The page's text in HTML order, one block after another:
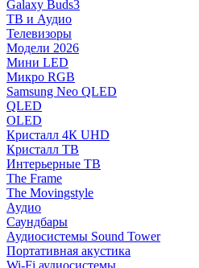
Galaxy Buds3
ТВ и Аудио
Телевизоры
Модели 2026
Мини LED
Микро RGB
Samsung Neo QLED
QLED
OLED
Кристалл 4К UHD
Кристалл ТВ
Интерьерные ТВ
The Frame
The Movingstyle
Аудио
Саундбары
Аудиосистемы Sound Tower
Портативная акустика
Wi-Fi аудиосистемы